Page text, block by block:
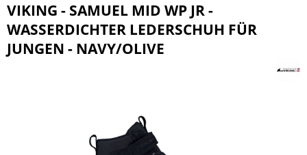
VIKING - SAMUEL MID WP JR -
WASSERDICHTER LEDERSCHUH FÜR
JUNGEN - NAVY/OLIVE